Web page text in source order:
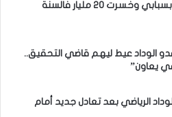
أيت منا: “الوداد اليوم عايشة بسبابي وخسرت 20 مليار فالسنة
الوداد عيط ليهم قاضي التحقيق..
يعاون”
الرياضي بعد تعادل جديد أمام